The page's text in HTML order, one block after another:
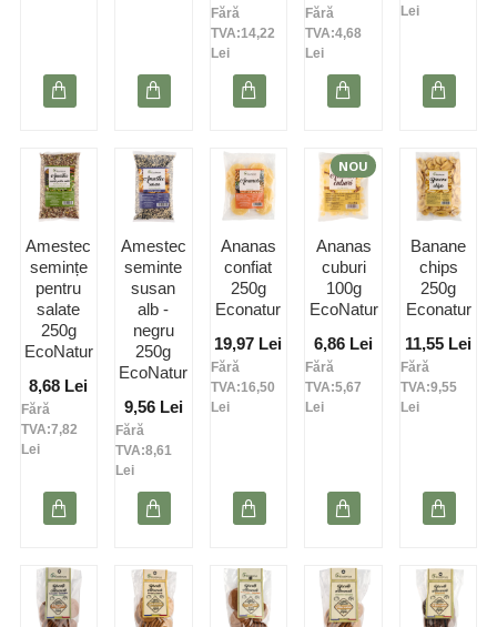
Fără
TVA:14,22
Lei
Fără
TVA:4,68
Lei
Lei
Amestec
semințe
pentru
salate
250g
EcoNatur
8,68 Lei
Fără
TVA:7,82
Lei
Amestec
seminte
susan
alb -
negru
250g
EcoNatur
9,56 Lei
Fără
TVA:8,61
Lei
Ananas
confiat
250g
Econatur
19,97 Lei
Fără
TVA:16,50
Lei
NOU
Ananas
cuburi
100g
EcoNatur
6,86 Lei
Fără
TVA:5,67
Lei
Banane
chips
250g
Econatur
11,55 Lei
Fără
TVA:9,55
Lei